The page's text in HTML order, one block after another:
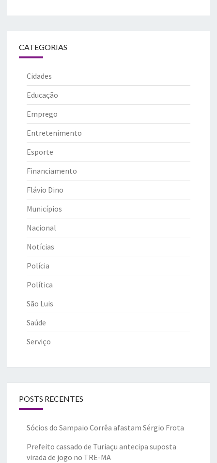
CATEGORIAS
Cidades
Educação
Emprego
Entretenimento
Esporte
Financiamento
Flávio Dino
Municípios
Nacional
Notícias
Polícia
Política
São Luis
Saúde
Serviço
POSTS RECENTES
Sócios do Sampaio Corrêa afastam Sérgio Frota
Prefeito cassado de Turiaçu antecipa suposta
virada de jogo no TRE-MA